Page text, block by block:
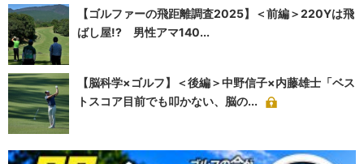
【ゴルファーの飛距離調査2025】＜前編＞220Yは飛
ばし屋!? 男性アマ140...
【脳科学×ゴルフ】＜後編＞中野信子×内藤雄士「ベス
トスコア目前でも叩かない、脳の...